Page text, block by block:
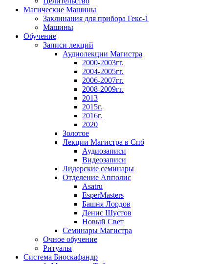
Магические Машины
Заклинания для прибора Гекс-1
Машины
Обучение
Записи лекций
Аудиолекции Магистра
2000-2003гг.
2004-2005гг.
2006-2007гг.
2008-2009гг.
2013
2015г.
2016г.
2020
Золотое
Лекции Магистра в Спб
Аудиозаписи
Видеозаписи
Лидерские семинары
Отделение Апполис
Asatru
EsperMasters
Башня Лордов
Денис Шустов
Новый Свет
Семинары Магистра
Очное обучение
Ритуалы
Система Биоскафандр